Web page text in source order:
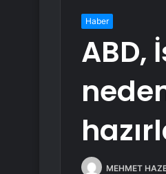
Haber
ABD,
MEHMET